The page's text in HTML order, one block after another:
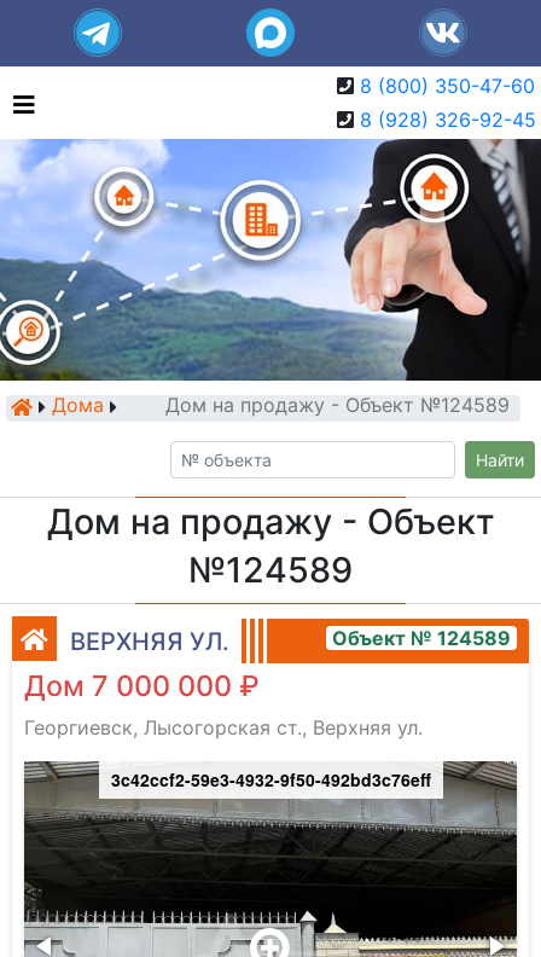
8 (800) 350-47-60
8 (928) 326-92-45
Дома Дом на продажу - Объект №124589
Найти
Дом на продажу - Объект
№124589
ВЕРХНЯЯ УЛ. Объект № 124589
Дом 7 000 000 ₽
Георгиевск, Лысогорская ст., Верхняя ул.
3c42ccf2-59e3-4932-9f50-492bd3c76eff